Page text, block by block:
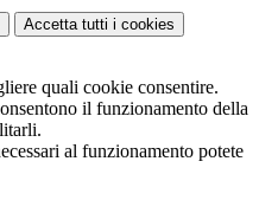
Accetta tutti i cookies
quali cookie consentire.
il funzionamento della
al funzionamento potete